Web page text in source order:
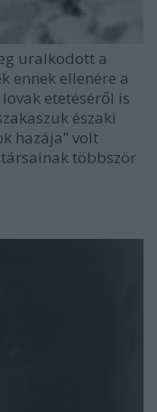
uralkodott a
ennek ellenére a
etetéséről is
északi
hazája” volt
többször